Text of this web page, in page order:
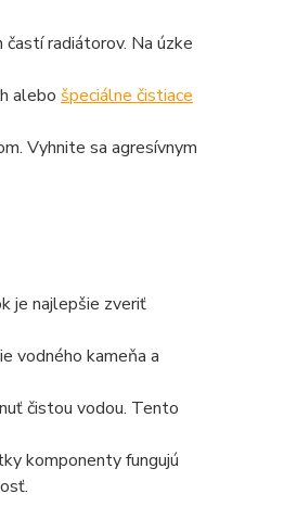
radiátorov. Na úzke
alebo špeciálne čistiace
Vyhnite sa agresívnym
je najlepšie zveriť
vodného kameňa a
čistou vodou. Tento
komponenty fungujú